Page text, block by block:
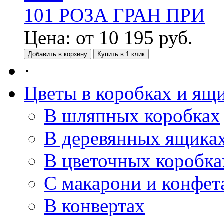
101 РОЗА ГРАН ПРИ
Цена: от 10 195 руб.
Добавить в корзину Купить в 1 клик
·
Цветы в коробках и
В шляпных коробках
В деревянных
В цветочных
С макарони и
В конвертах